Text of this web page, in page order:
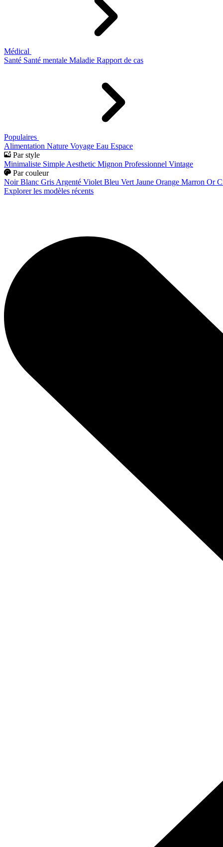
Médical
Santé Santé mentale Maladie Rapport de cas
Populaires
Alimentation Nature Voyage Eau Espace
Par style
Minimaliste Simple Aesthetic Mignon Professionnel Vintage
Par couleur
Noir Blanc Gris Argenté Violet Bleu Vert Jaune Orange Marron Or
Explorer les modèles récents